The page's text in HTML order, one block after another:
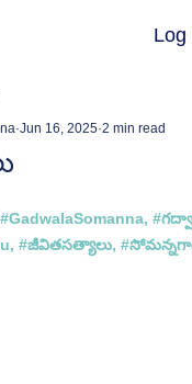
Log
Jun 16, 2025 2 min read
5 stars.
#GadwalaSomanna, #గద
#జీవితసత్యాలు, #సోమన్న